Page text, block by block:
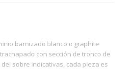
barnizado blanco o graphite
con sección de tronco de
sobre indicativas, cada pieza es